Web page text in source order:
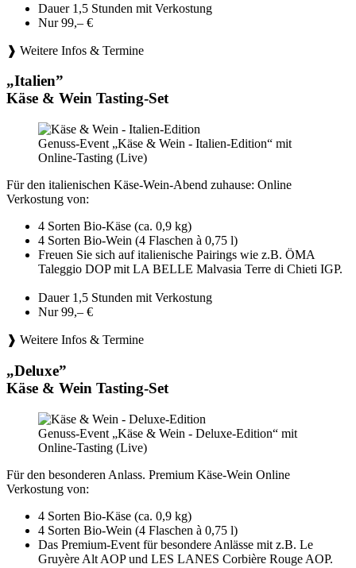
Dauer 1,5 Stunden mit Verkostung
Nur 99,– €
❱ Weitere Infos & Termine
„Italien”
Käse & Wein Tasting-Set
Genuss-Event „Käse & Wein - Italien-Edition“ mit
Online-Tasting (Live)
Für den italienischen Käse-Wein-Abend zuhause: Online
Verkostung von:
4 Sorten Bio-Käse (ca. 0,9 kg)
4 Sorten Bio-Wein (4 Flaschen à 0,75 l)
Freuen Sie sich auf italienische Pairings wie z.B. ÖMA
Taleggio DOP mit LA BELLE Malvasia Terre di Chieti IGP.
Dauer 1,5 Stunden mit Verkostung
Nur 99,– €
❱ Weitere Infos & Termine
„Deluxe”
Käse & Wein Tasting-Set
Genuss-Event „Käse & Wein - Deluxe-Edition“ mit
Online-Tasting (Live)
Für den besonderen Anlass. Premium Käse-Wein Online
Verkostung von:
4 Sorten Bio-Käse (ca. 0,9 kg)
4 Sorten Bio-Wein (4 Flaschen à 0,75 l)
Das Premium-Event für besondere Anlässe mit z.B. Le
Gruyère Alt AOP und LES LANES Corbière Rouge AOP.